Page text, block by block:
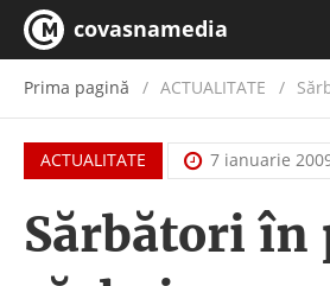
covasnamedia
Prima pagină ACTUALITATE /
ACTUALITATE 7 ianuarie
Sărbători în